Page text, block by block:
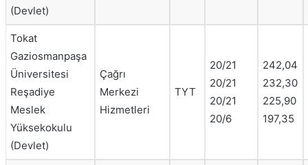
(Devlet)
Tokat
Gaziosmanpaşa
Üniversitesi
Reşadiye
Meslek
Yüksekokulu
(Devlet)
Çağrı
Merkezi
Hizmetleri
TYT
20/21
20/21
20/21
20/6
242,04
232,30
225,90
197,35